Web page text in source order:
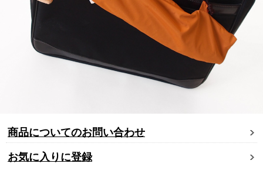
商品についてのお問い合わせ
お気に入りに登録